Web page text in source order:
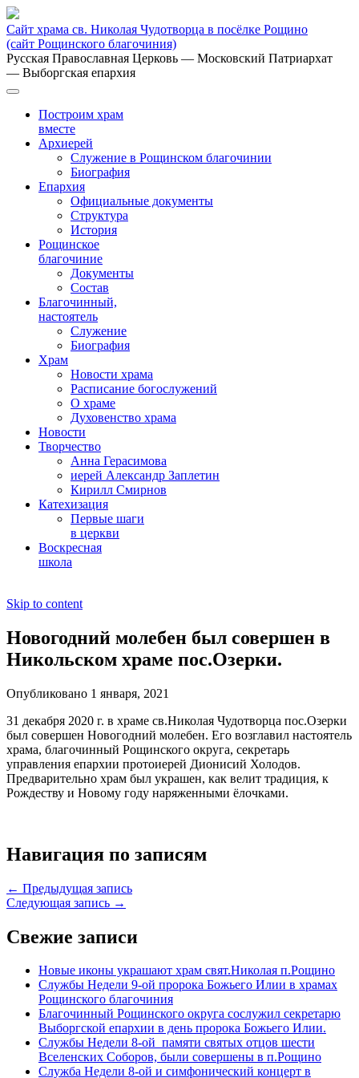
Сайт храма св. Николая Чудотворца в посёлке Рощино
(сайт Рощинского благочиния)
Русская Православная Церковь — Московский Патриархат
— Выборгская епархия
Построим храм
вместе
Архиерей
Служение в Рощинском благочинии
Биография
Епархия
Официальные документы
Структура
История
Рощинское
благочиние
Документы
Состав
Благочинный,
настоятель
Служение
Биография
Храм
Новости храма
Расписание богослужений
О храме
Духовенство храма
Новости
Творчество
Анна Герасимова
иерей Александр Заплетин
Кирилл Смирнов
Катехизация
Первые шаги
в церкви
Воскресная
школа
Skip to content
Новогодний молебен был совершен в
Никольском храме пос.Озерки.
Опубликовано 1 января, 2021
31 декабря 2020 г. в храме св.Николая Чудотворца пос.Озерки
был совершен Новогодний молебен. Его возглавил настоятель
храма, благочинный Рощинского округа, секретарь
управления епархии протоиерей Дионисий Холодов.
Предварительно храм был украшен, как велит традиция, к
Рождеству и Новому году наряженными ёлочками.
Навигация по записям
← Предыдущая запись
Следующая запись →
Свежие записи
Новые иконы украшают храм свят.Николая п.Рощино
Службы Недели 9-ой пророка Божьего Илии в храмах
Рощинского благочиния
Благочинный Рощинского округа сослужил секретарю
Выборгской епархии в день пророка Божьего Илии.
Службы Недели 8-ой памяти святых отцов шести
Вселенских Соборов, были совершены в п.Рощино
Служба Недели 8-ой и симфонический концерт в